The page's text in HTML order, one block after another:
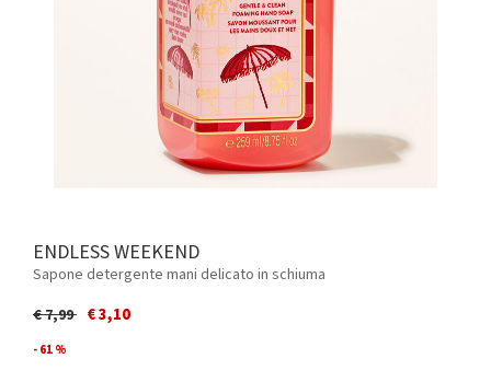
ENDLESS WEEKEND
Sapone detergente mani delicato in schiuma
Price reduced from
€ 7,99to€ 3,10
- 61 %